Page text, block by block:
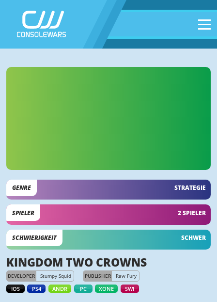
GENRE STRATEGIE
SPIELER 2 SPIELER
SCHWIERIGKEIT SCHWER
KINGDOM TWO CROWNS
DEVELOPER Stumpy Squid PUBLISHER Raw Fury
IOS PS4 ANDR PC XONE SWI